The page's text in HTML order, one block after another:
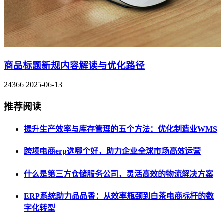
商品标题新规内容解读与优化路径
24366 2025-06-13
推荐阅读
提升生产效率与库存管理的五个方法：优化制造业WMS
跨境电商erp选哪个好，助力企业全球市场高效运营
什么是第三方仓储服务公司，灵活高效的物流解决方案
ERP系统助力品品香：从效率瓶颈到白茶电商标杆的数
字化转型